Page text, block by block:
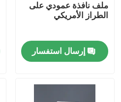
بيت
ملف نافذة عمودي على
الطراز الأمريكي
إرسال استفسار